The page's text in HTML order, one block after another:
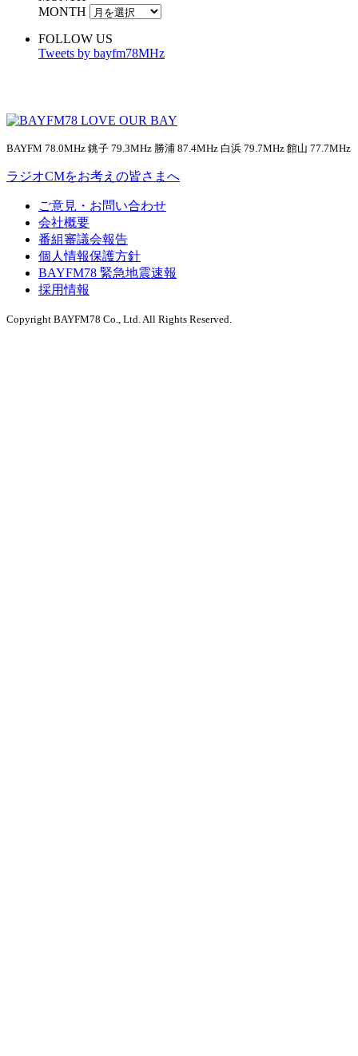
MONTH
FOLLOW US
Tweets by bayfm78MHz
BAYFM 78.0MHz 銚子 79.3MHz 勝浦 87.4MHz 白浜 79.7MHz 館山 77.7MHz
ラジオCMをお考えの皆さまへ
ご意見・お問い合わせ
会社概要
番組審議会報告
個人情報保護方針
BAYFM78 緊急地震速報
採用情報
Copyright BAYFM78 Co., Ltd. All Rights Reserved.